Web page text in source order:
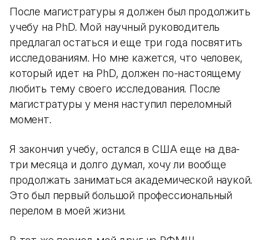
После магистратуры я должен был продолжить
учебу на PhD. Мой научный руководитель
предлагал остаться и еще три года посвятить
исследованиям. Но мне кажется, что человек,
который идет на PhD, должен по-настоящему
любить тему своего исследования. После
магистратуры у меня наступил переломный
момент.
Я закончил учебу, остался в США еще на два-
три месяца и долго думал, хочу ли вообще
продолжать заниматься академической наукой.
Это был первый большой профессиональный
перелом в моей жизни.